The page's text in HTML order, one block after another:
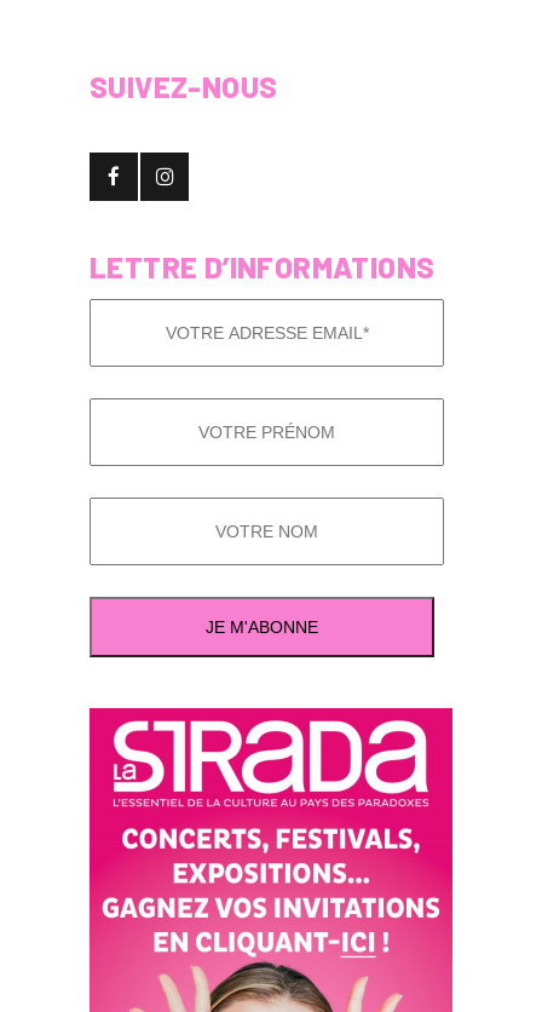
SUIVEZ-NOUS
LETTRE D’INFORMATIONS